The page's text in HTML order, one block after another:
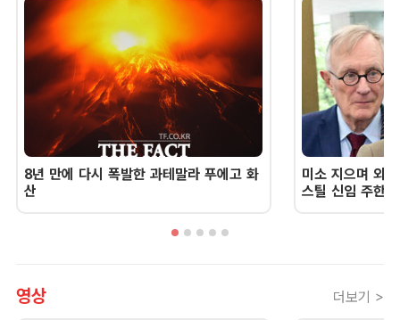
8년 만에 다시 폭발한 과테말라 푸에고 화
산
미소 지으며 외
스틸 신임 주한
영상 더보기 >